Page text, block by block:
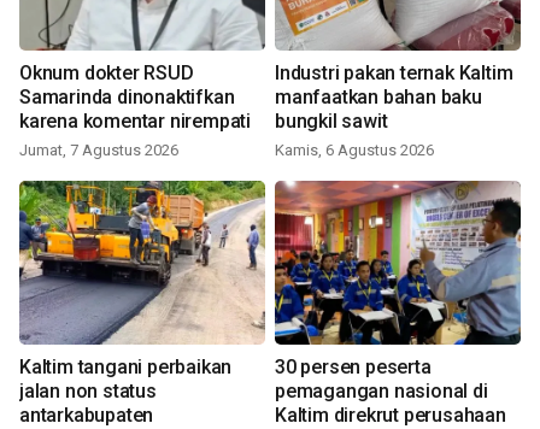
Oknum dokter RSUD
Samarinda dinonaktifkan
karena komentar nirempati
Jumat, 7 Agustus 2026
Industri pakan ternak Kaltim
manfaatkan bahan baku
bungkil sawit
Kamis, 6 Agustus 2026
Kaltim tangani perbaikan
jalan non status
antarkabupaten
30 persen peserta
pemagangan nasional di
Kaltim direkrut perusahaan